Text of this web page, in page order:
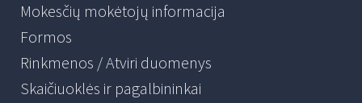
Mokesčių mokėtojų informacija
Formos
Rinkmenos / Atviri duomenys
Skaičiuoklės ir pagalbininkai